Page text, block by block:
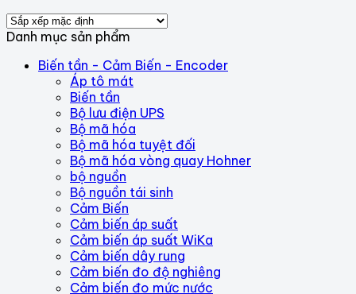
Danh mục sản phẩm
Biến tần - Cảm Biến - Encoder
Áp tô mát
Biến tần
Bộ lưu điện UPS
Bộ mã hóa
Bộ mã hóa tuyệt đối
Bộ mã hóa vòng quay Hohner
bộ nguồn
Bộ nguồn tái sinh
Cảm Biến
Cảm biến áp suất
Cảm biến áp suất WiKa
Cảm biến dây rung
Cảm biến đo độ nghiêng
Cảm biến đo mức nước